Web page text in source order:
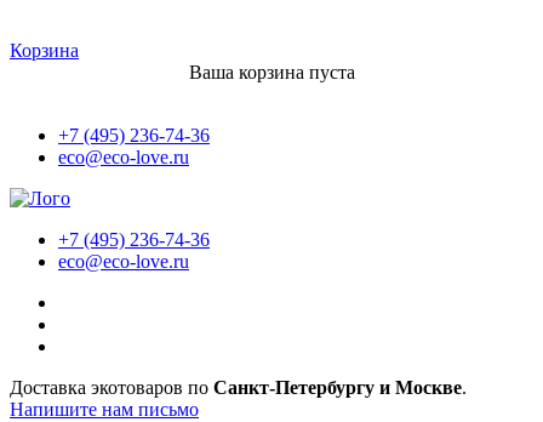
Корзина
Ваша корзина пуста
+7 (495) 236-74-36
eco@eco-love.ru
+7 (495) 236-74-36
eco@eco-love.ru
Доставка экотоваров по Санкт-Петербургу и Москве.
Напишите нам письмо